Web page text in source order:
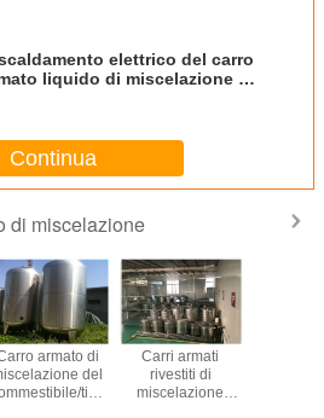
elettrico del carro
liquido di miscelazione di
Continua
di miscelazione
armato di
del
tino
Carri armati
rivestiti di
miscelazione